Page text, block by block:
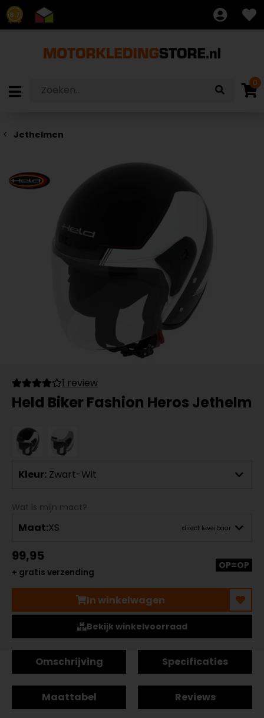
8.7
0
Jethelmen
1 review
Held Biker Fashion Heros Jethelm
Kleur: Zwart-Wit
Wat is mijn maat?
Maat:XS direct leverbaar
99,95
+ gratis verzending
OP=OP
In winkelwagen
Bekijk winkelvoorraad
Omschrijving Specificaties
Maattabel Reviews